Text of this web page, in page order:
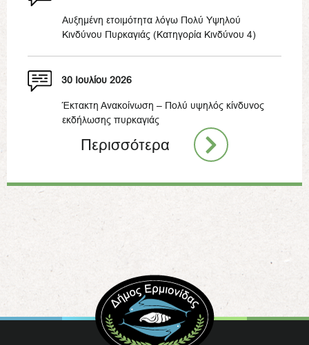
Αυξημένη ετοιμότητα λόγω Πολύ Υψηλού
Κινδύνου Πυρκαγιάς (Κατηγορία Κινδύνου 4)
30 Ιουλίου 2026
Έκτακτη Ανακοίνωση – Πολύ υψηλός κίνδυνος
εκδήλωσης πυρκαγιάς
Περισσότερα